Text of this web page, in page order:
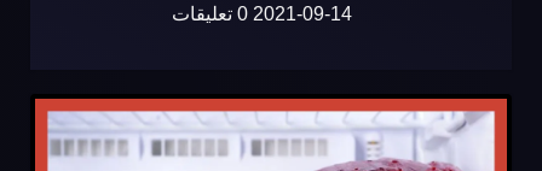
2021-09-14 0 تعليقات